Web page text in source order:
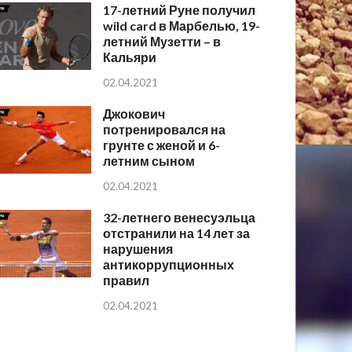
17-летний Руне получил
wild card в Марбелью, 19-
летний Музетти – в
Кальяри
02.04.2021
Джокович
потренировался на
грунте с женой и 6-
летним сыном
02.04.2021
32-летнего венесуэльца
отстранили на 14 лет за
нарушения
антикоррупционных
правил
02.04.2021